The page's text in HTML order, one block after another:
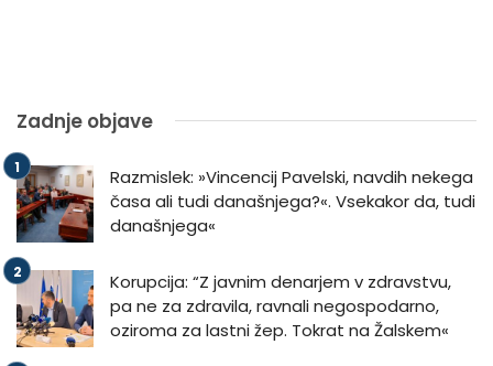
Zadnje objave
Razmislek: »Vincencij Pavelski, navdih nekega
časa ali tudi današnjega?«. Vsekakor da, tudi
današnjega«
Korupcija: “Z javnim denarjem v zdravstvu,
pa ne za zdravila, ravnali negospodarno,
oziroma za lastni žep. Tokrat na Žalskem«